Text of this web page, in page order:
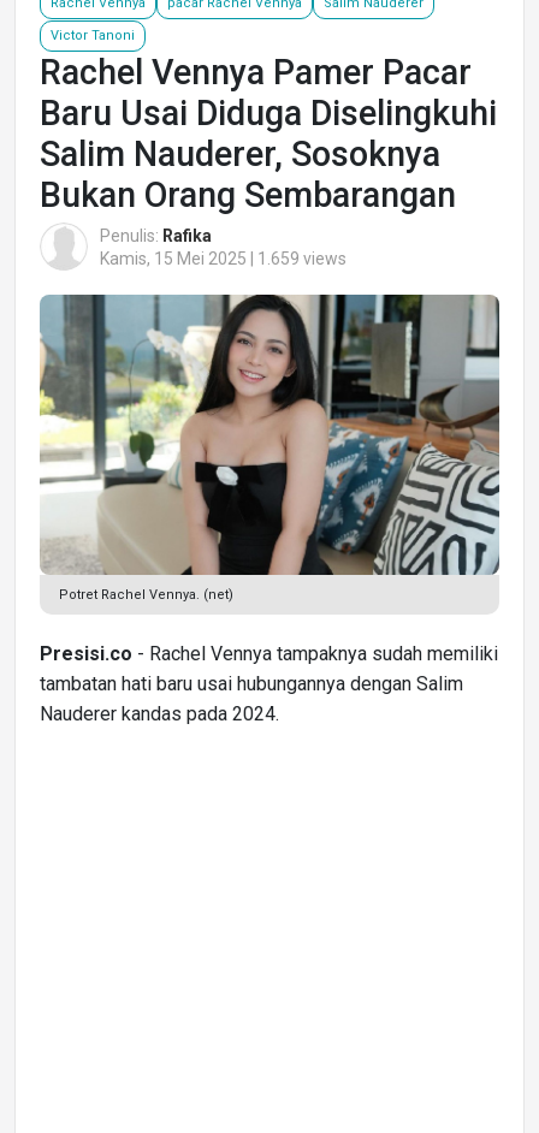
Victor Tanoni
Rachel Vennya Pamer Pacar
Baru Usai Diduga Diselingkuhi
Salim Nauderer, Sosoknya
Bukan Orang Sembarangan
Penulis: Rafika
Kamis, 15 Mei 2025 | 1.659 views
Potret Rachel Vennya. (net)
Presisi.co - Rachel Vennya tampaknya sudah memiliki
tambatan hati baru usai hubungannya dengan Salim
Nauderer kandas pada 2024.